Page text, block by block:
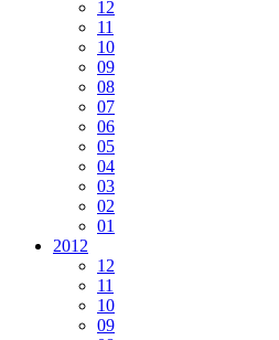
12
11
10
09
08
07
06
05
04
03
02
01
2012
12
11
10
09